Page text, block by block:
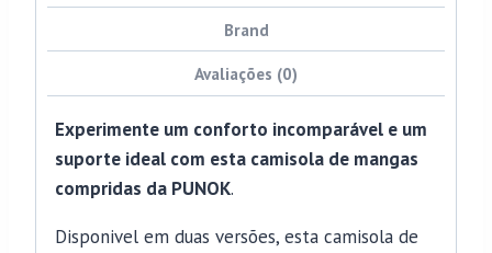
Brand
Avaliações (0)
Experimente um conforto incomparável e um
suporte ideal com esta camisola de mangas
compridas da PUNOK.
Disponivel em duas versões, esta camisola de